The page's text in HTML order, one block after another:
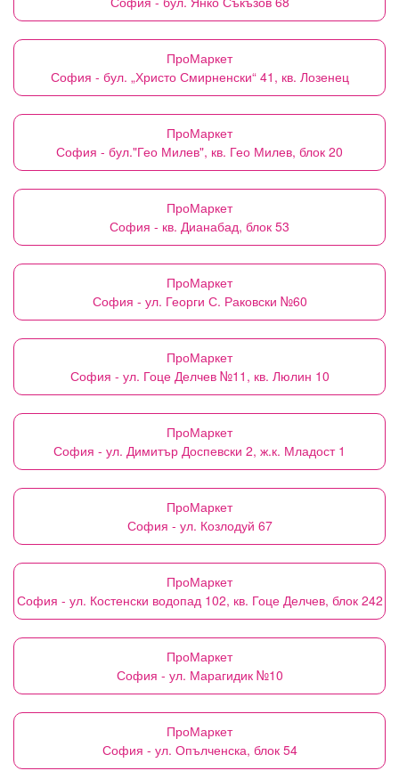
ПроМаркет
София - бул. „Христо Смирненски“ 41, кв. Лозенец
ПроМаркет
София - бул."Гео Милев", кв. Гео Милев, блок 20
ПроМаркет
София - кв. Дианабад, блок 53
ПроМаркет
София - ул. Георги С. Раковски №60
ПроМаркет
София - ул. Гоце Делчев №11, кв. Люлин 10
ПроМаркет
София - ул. Димитър Доспевски 2, ж.к. Младост 1
ПроМаркет
София - ул. Козлодуй 67
ПроМаркет
София - ул. Костенски водопад 102, кв. Гоце Делчев, блок 242
ПроМаркет
София - ул. Марагидик №10
ПроМаркет
София - ул. Опълченска, блок 54